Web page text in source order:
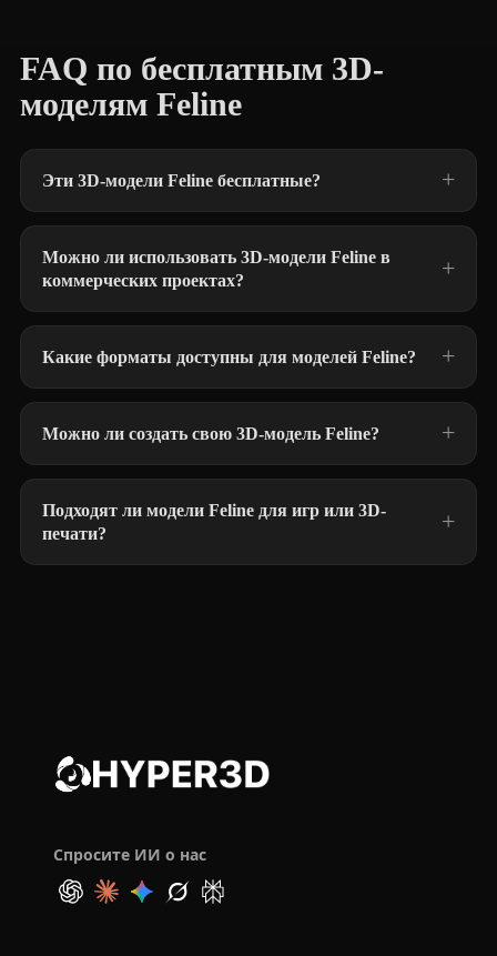
FAQ по бесплатным 3D-
моделям Feline
Эти 3D-модели Feline бесплатные?
Можно ли использовать 3D-модели Feline в
коммерческих проектах?
Какие форматы доступны для моделей Feline?
Можно ли создать свою 3D-модель Feline?
Подходят ли модели Feline для игр или 3D-
печати?
Спросите ИИ о нас